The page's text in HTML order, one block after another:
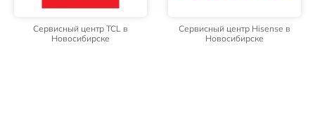
Сервисный центр TCL в
Новосибирске
Сервисный центр Hisense в
Новосибирске